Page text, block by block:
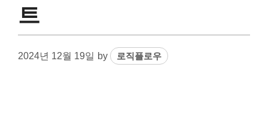
트
2024년 12월 19일 by 로직플로우